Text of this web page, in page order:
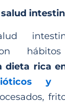
hábitos
dieta rica
y